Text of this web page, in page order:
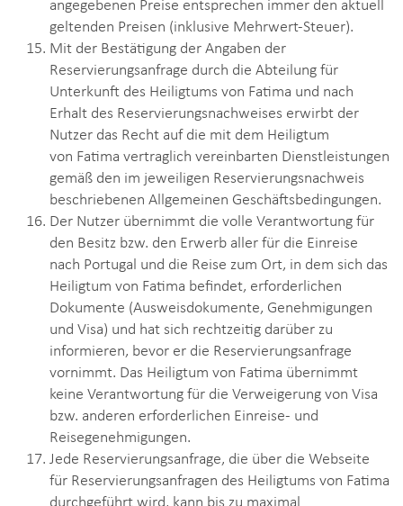
geltenden Preisen (inklusive Mehrwert-Steuer).
Mit der Bestätigung der Angaben der
Reservierungsanfrage durch die Abteilung für
Unterkunft des Heiligtums von Fatima und nach
Erhalt des Reservierungsnachweises erwirbt der
Nutzer das Recht auf die mit dem Heiligtum
von Fatima vertraglich vereinbarten Dienstleistungen
gemäß den im jeweiligen Reservierungsnachweis
beschriebenen Allgemeinen Geschäftsbedingungen.
Der Nutzer übernimmt die volle Verantwortung für
den Besitz bzw. den Erwerb aller für die Einreise
nach Portugal und die Reise zum Ort, in dem sich das
Heiligtum von Fatima befindet, erforderlichen
Dokumente (Ausweisdokumente, Genehmigungen
und Visa) und hat sich rechtzeitig darüber zu
informieren, bevor er die Reservierungsanfrage
vornimmt. Das Heiligtum von Fatima übernimmt
keine Verantwortung für die Verweigerung von Visa
bzw. anderen erforderlichen Einreise- und
Reisegenehmigungen.
Jede Reservierungsanfrage, die über die Webseite
für Reservierungsanfragen des Heiligtums von Fatima
durchgeführt wird, kann bis zu maximal